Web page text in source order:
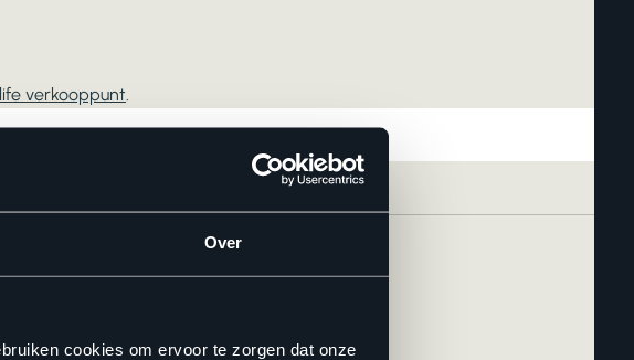
Over
cookies om ervoor te zorgen dat onze
verkooppunt.